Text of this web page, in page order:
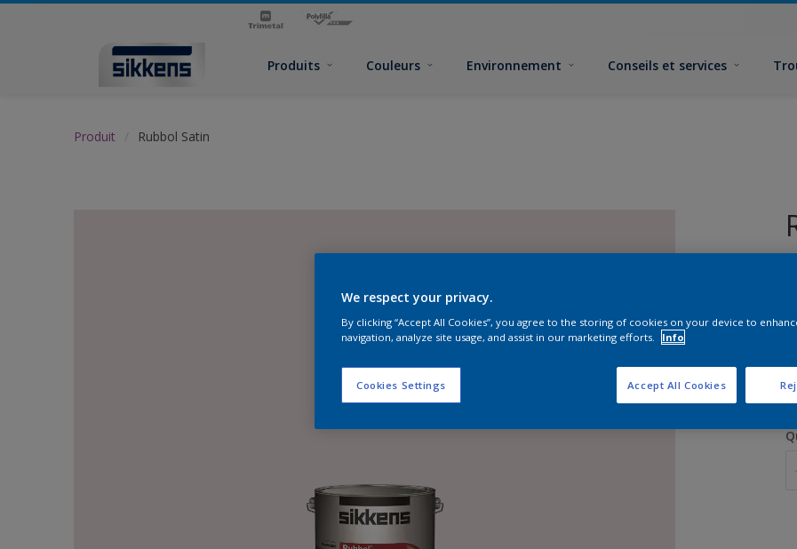
Produits Couleurs Environnement Conseils et services
Produit Rubbol Satin
We respect your privacy.
By clicking “Accept All Cookies”, you agree to the storing of cookies on your device to
navigation, analyze site usage, and assist in our marketing efforts.
Info
Cookies Settings Accept All Cookies